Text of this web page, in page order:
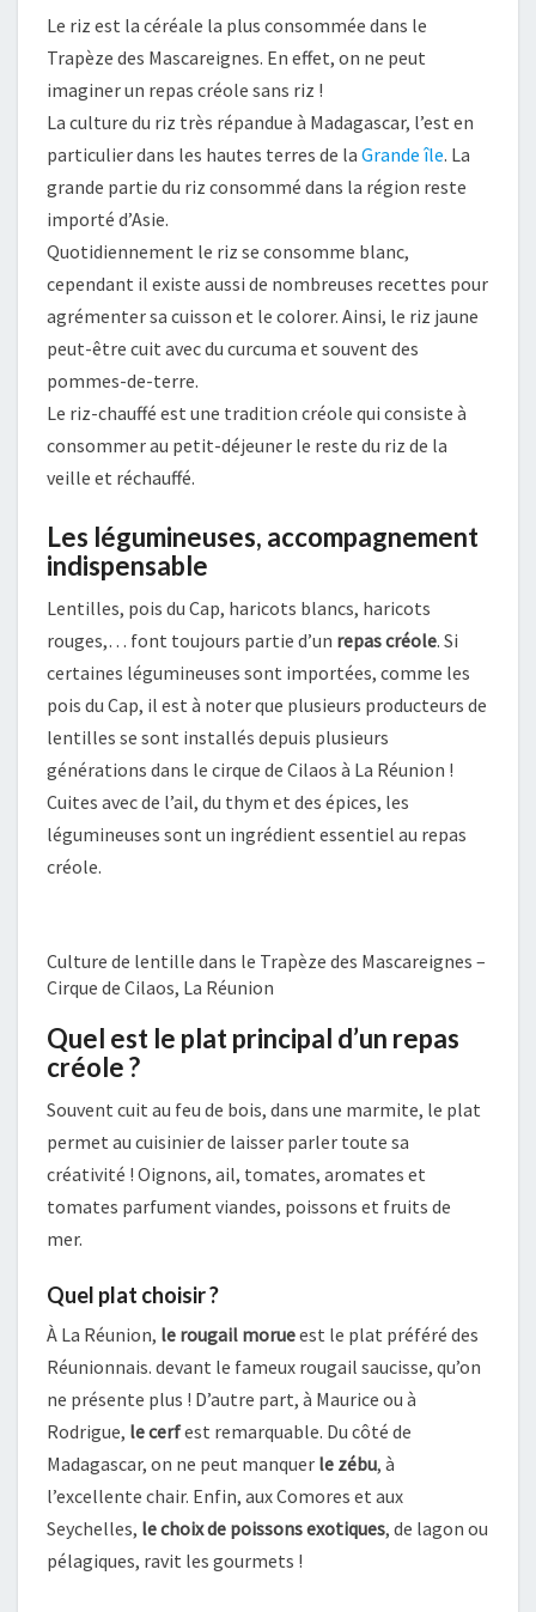
Le riz est la céréale la plus consommée dans le
Trapèze des Mascareignes. En effet, on ne peut
imaginer un repas créole sans riz !
La culture du riz très répandue à Madagascar, l’est en
particulier dans les hautes terres de la Grande île. La
grande partie du riz consommé dans la région reste
importé d’Asie.
Quotidiennement le riz se consomme blanc,
cependant il existe aussi de nombreuses recettes pour
agrémenter sa cuisson et le colorer. Ainsi, le riz jaune
peut-être cuit avec du curcuma et souvent des
pommes-de-terre.
Le riz-chauffé est une tradition créole qui consiste à
consommer au petit-déjeuner le reste du riz de la
veille et réchauffé.
Les légumineuses, accompagnement
indispensable
Lentilles, pois du Cap, haricots blancs, haricots
rouges,… font toujours partie d’un repas créole. Si
certaines légumineuses sont importées, comme les
pois du Cap, il est à noter que plusieurs producteurs de
lentilles se sont installés depuis plusieurs
générations dans le cirque de Cilaos à La Réunion !
Cuites avec de l’ail, du thym et des épices, les
légumineuses sont un ingrédient essentiel au repas
créole.
Culture de lentille dans le Trapèze des Mascareignes –
Cirque de Cilaos, La Réunion
Quel est le plat principal d’un repas
créole ?
Souvent cuit au feu de bois, dans une marmite, le plat
permet au cuisinier de laisser parler toute sa
créativité ! Oignons, ail, tomates, aromates et
tomates parfument viandes, poissons et fruits de
mer.
Quel plat choisir ?
À La Réunion, le rougail morueest le plat préféré des
Réunionnais. devant le fameux rougail saucisse, qu’on
ne présente plus ! D’autre part, à Maurice ou à
Rodrigue, le cerfest remarquable. Du côté de
Madagascar, on ne peut manquer le zébu, à
l’excellente chair. Enfin, aux Comores et aux
Seychelles, le choix de poissons exotiques, de lagon ou
pélagiques, ravit les gourmets !